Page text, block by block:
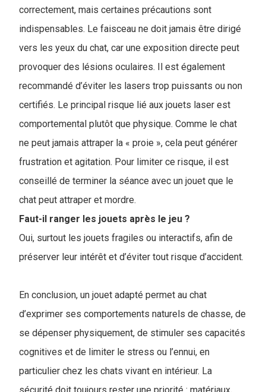
correctement, mais certaines précautions sont
indispensables. Le faisceau ne doit jamais être dirigé
vers les yeux du chat, car une exposition directe peut
provoquer des lésions oculaires. Il est également
recommandé d’éviter les lasers trop puissants ou non
certifiés. Le principal risque lié aux jouets laser est
comportemental plutôt que physique. Comme le chat
ne peut jamais attraper la « proie », cela peut générer
frustration et agitation. Pour limiter ce risque, il est
conseillé de terminer la séance avec un jouet que le
chat peut attraper et mordre.
Faut-il ranger les jouets après le jeu ?
Oui, surtout les jouets fragiles ou interactifs, afin de
préserver leur intérêt et d’éviter tout risque d’accident.
En conclusion, un jouet adapté permet au chat
d’exprimer ses comportements naturels de chasse, de
se dépenser physiquement, de stimuler ses capacités
cognitives et de limiter le stress ou l’ennui, en
particulier chez les chats vivant en intérieur. La